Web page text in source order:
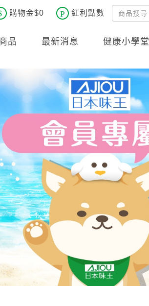
購物金$0 紅利點數
品 最新消息 健康小學堂